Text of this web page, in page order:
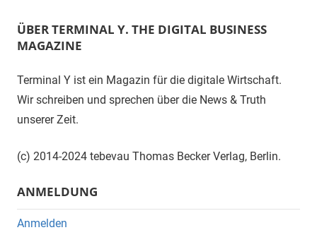
ÜBER TERMINAL Y. THE DIGITAL BUSINESS
MAGAZINE
Terminal Y ist ein Magazin für die digitale Wirtschaft.
Wir schreiben und sprechen über die News & Truth
unserer Zeit.
(c) 2014-2024 tebevau Thomas Becker Verlag, Berlin.
ANMELDUNG
Anmelden